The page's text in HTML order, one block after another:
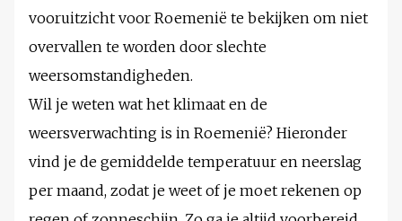
vooruitzicht voor Roemenië te bekijken om niet
overvallen te worden door slechte
weersomstandigheden.
Wil je weten wat het klimaat en de
weersverwachting is in Roemenië? Hieronder
vind je de gemiddelde temperatuur en neerslag
per maand, zodat je weet of je moet rekenen op